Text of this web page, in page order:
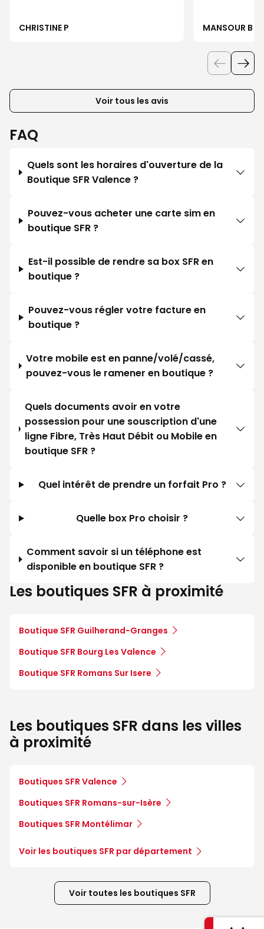
CHRISTINE P
minutes pour
nous avons
de carte sim
notre profils
en 2 minutes. Vous êtes bloquer dans
sera la
MANSOUR B
Voir tous les avis
FAQ
Quels sont les horaires d'ouverture de la
Boutique SFR Valence ?
Pouvez-vous acheter une carte sim en
boutique SFR ?
Est-il possible de rendre sa box SFR en
boutique ?
Pouvez-vous régler votre facture en
boutique ?
Votre mobile est en panne/volé/cassé,
pouvez-vous le ramener en boutique ?
Quels documents avoir en votre
possession pour une souscription d'une
ligne Fibre, Très Haut Débit ou Mobile en
boutique SFR ?
Quel intérêt de prendre un forfait Pro ?
Quelle box Pro choisir ?
Comment savoir si un téléphone est
disponible en boutique SFR ?
Les boutiques SFR à proximité
Boutique SFR Guilherand-Granges
Boutique SFR Bourg Les Valence
Boutique SFR Romans Sur Isere
Les boutiques SFR dans les villes
à proximité
Boutiques SFR Valence
Boutiques SFR Romans-sur-Isère
Boutiques SFR Montélimar
Voir les boutiques SFR par département
Voir toutes les boutiques SFR